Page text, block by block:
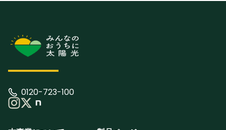
0120-723-100